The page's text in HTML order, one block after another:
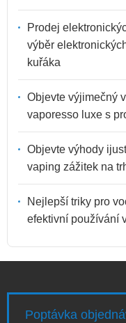
Prodej
výběr
kuřáka
Objevte výjimečný
vaporesso luxe s
Objevte výhody
vaping zážitek na
Nejlepší triky pro
efektivní používání
Poptávka